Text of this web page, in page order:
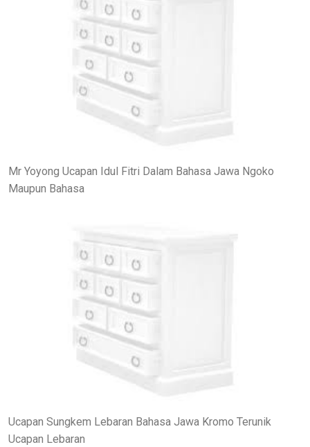
Mr Yoyong Ucapan Idul Fitri Dalam Bahasa Jawa Ngoko
Maupun Bahasa
Ucapan Sungkem Lebaran Bahasa Jawa Kromo Terunik
Ucapan Lebaran